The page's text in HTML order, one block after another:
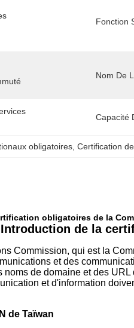
Fonction
Nom De
Capacité
obligatoires , Certification
obligatoires de la
Introduction de la
Commission, qui est la
et des
de domaine et des
et d'information
de Taïwan